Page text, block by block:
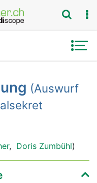
(Auswurf
, Doris Zumbühl)